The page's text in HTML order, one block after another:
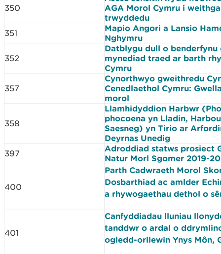
350
AGA Morol Cymru i
trwyddedu
351
Mapio Angori a Lansio
Nghymru
352
Datblygu dull o benderfynu
mynediad traed ar barth
Cymru
357
Cynorthwyo gweithredu
Cenedlaethol Cymru:
morol
358
Llamhidyddion Harbwr
phocoena yn Lladin,
Saesneg) yn Tirio ar
Deyrnas Unedig
397
Adroddiad statws prosiect
Natur Morl Sgomer 2019-20
400
Parth Cadwraeth Morol
Dosbarthiad ac amlder
a rhywogaethau dethol o
401
Canfyddiadau lluniau
tanddwr o ardal o
ogledd-orllewin Ynys Môn,